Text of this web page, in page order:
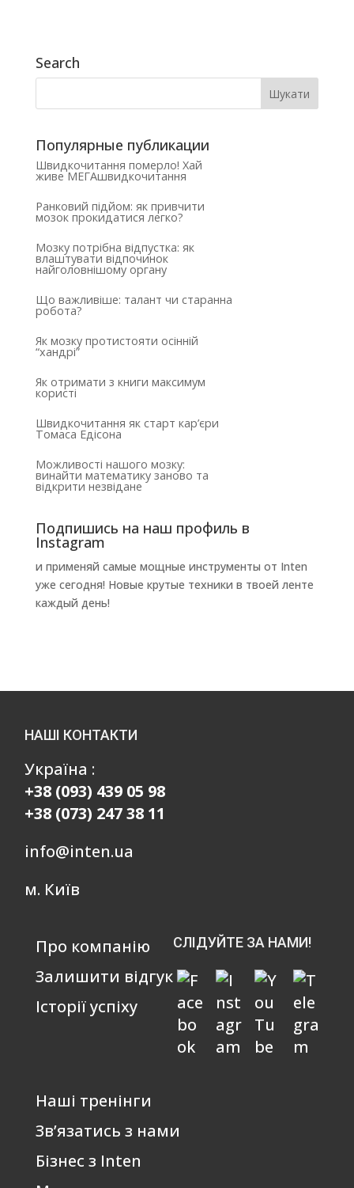
Search
Популярные публикации
Швидкочитання померло! Хай
живе МЕГАшвидкочитання
Ранковий підйом: як привчити
мозок прокидатися легко?
Мозку потрібна відпустка: як
влаштувати відпочинок
найголовнішому органу
Що важливіше: талант чи старанна
робота?
Як мозку протистояти осінній
“хандрі”
Як отримати з книги максимум
користі
Швидкочитання як старт кар’єри
Томаса Едісона
Можливості нашого мозку:
винайти математику заново та
відкрити незвідане
Подпишись на наш профиль в
Instagram
и применяй самые мощные инструменты от Inten
уже сегодня! Новые крутые техники в твоей ленте
каждый день!
НАШІ КОНТАКТИ
Україна :
+38 (093) 439 05 98
+38 (073) 247 38 11
info@inten.ua
м. Київ
Про компанію
Залишити відгук
Історії успіху
СЛІДУЙТЕ ЗА НАМИ!
Наші тренінги
Зв’язатись з нами
Бізнес з Inten